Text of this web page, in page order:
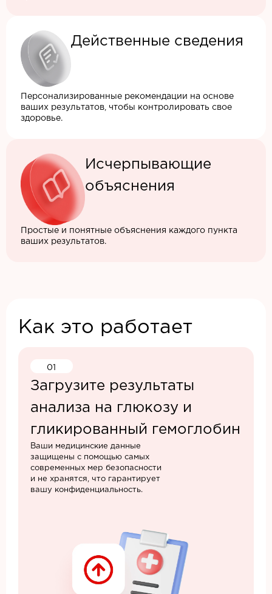
Действенные сведения
Персонализированные рекомендации на основе
ваших результатов, чтобы контролировать свое
здоровье.
Исчерпывающие
объяснения
Простые и понятные объяснения каждого пункта
ваших результатов.
Как это работает
01
Загрузите результаты
анализа на глюкозу и
гликированный гемоглобин
Ваши медицинские данные
защищены с помощью самых
современных мер безопасности
и не хранятся, что гарантирует
вашу конфиденциальность.